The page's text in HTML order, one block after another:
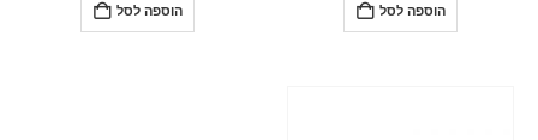
הוספה לסל הוספה לסל